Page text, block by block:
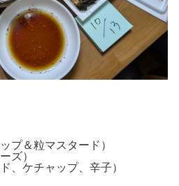
プ＆粒マスタード）
ズ）
、ケチャップ、辛子）